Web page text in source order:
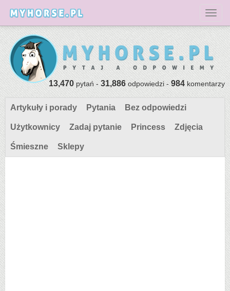
13,470pytań -31,886odpowiedzi -984komentarzy
Artykuły i porady Pytania Bez odpowiedzi
Użytkownicy Zadaj pytanie Princess Zdjęcia
Śmieszne Sklepy